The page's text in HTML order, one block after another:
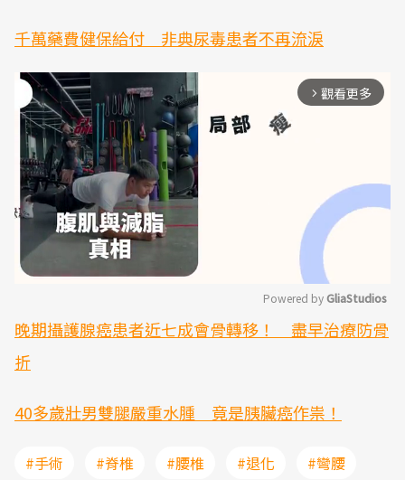
千萬藥費健保給付 非典尿毒患者不再流淚
arrow_forward_ios 觀看更多
Mute
Powered by GliaStudios
晚期攝護腺癌患者近七成會骨轉移！ 盡早治療防骨
折
40多歲壯男雙腿嚴重水腫 竟是胰臟癌作祟！
#手術 #脊椎 #腰椎 #退化
#彎腰